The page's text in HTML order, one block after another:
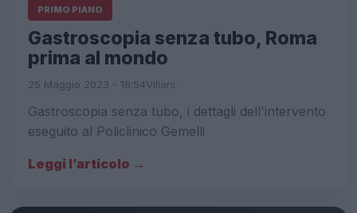
PRIMO PIANO
Gastroscopia senza tubo, Roma
prima al mondo
25 Maggio 2023 - 18:54Villani
Gastroscopia senza tubo, i dettagli dell'intervento
eseguito al Policlinico Gemelli
Leggi l’articolo →